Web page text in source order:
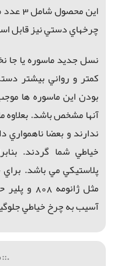
اين محصول شامل 3 عدد ماسوره پلاستيكي ژانومه است كه براي
چرخهاي دستي نيزقابل
نسل جديد ماسوره يا جا
كمتر و رواني بيشتر
بودن اين ماسوره ها
آنها مشخص باشد. بعلاوه
ندارند و بعضا
خياطي شما گردند.
پلاستيكي مي باشد.
مثل
آسيب به چرخ خياطي